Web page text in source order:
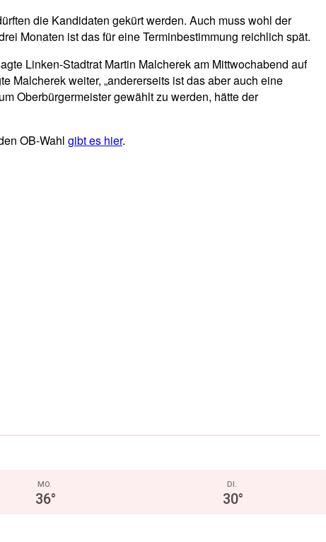
die Kandidaten gekürt werden. Auch muss wohl der
Monaten ist das für eine Terminbestimmung reichlich spät.
Linken-Stadtrat Martin Malcherek am Mittwochabend auf
Malcherek weiter, „andererseits ist das aber auch eine
Oberbürgermeister gewählt zu werden, hätte der
OB-Wahl gibt es hier.
MO.
36°
DI.
30°